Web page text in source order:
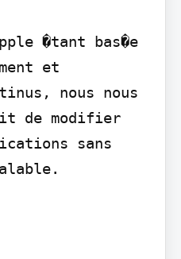
�tant bas�e
et
nous nous
de modifier
sans